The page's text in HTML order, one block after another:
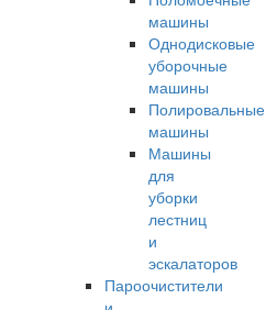
машины
Однодисковые
уборочные
машины
Полировальные
машины
Машины
для
уборки
лестниц
и
эскалаторов
Пароочистители